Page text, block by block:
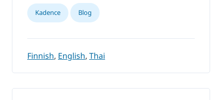
Kadence Blog
Finnish, English, Thai